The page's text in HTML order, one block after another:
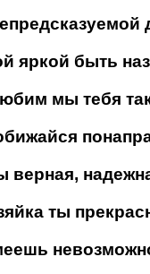
яркой быть
мы тебя
верная,
ты